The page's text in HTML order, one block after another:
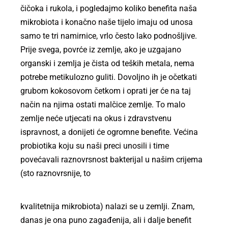
čičoka i rukola, i pogledajmo koliko benefita naša
mikrobiota i konačno naše tijelo imaju od unosa
samo te tri namirnice, vrlo često lako podnošljive.
Prije svega, povrće iz zemlje, ako je uzgajano
organski i zemlja je čista od teških metala, nema
potrebe metikulozno guliti. Dovoljno ih je očetkati
grubom kokosovom četkom i oprati jer će na taj
način na njima ostati malčice zemlje. To malo
zemlje neće utjecati na okus i zdravstvenu
ispravnost, a donijeti će ogromne benefite. Većina
probiotika koju su naši preci unosili i time
povećavali raznovrsnost bakterijal u našim crijema
(sto raznovrsnije, to
kvalitetnija mikrobiota) nalazi se u zemlji. Znam,
danas je ona puno zagađenija, ali i dalje benefit